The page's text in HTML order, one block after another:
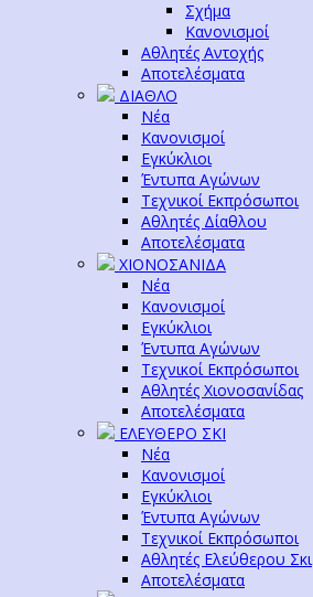
Σχήμα
Κανονισμοί
Αθλητές Αντοχής
Αποτελέσματα
ΔΙΑΘΛΟ
Νέα
Κανονισμοί
Εγκύκλιοι
Έντυπα Αγώνων
Τεχνικοί Εκπρόσωποι
Αθλητές Δίαθλου
Αποτελέσματα
ΧΙΟΝΟΣΑΝΙΔΑ
Νέα
Κανονισμοί
Εγκύκλιοι
Έντυπα Αγώνων
Τεχνικοί Εκπρόσωποι
Αθλητές Χιονοσανίδας
Αποτελέσματα
ΕΛΕΥΘΕΡΟ ΣΚΙ
Νέα
Κανονισμοί
Εγκύκλιοι
Έντυπα Αγώνων
Τεχνικοί Εκπρόσωποι
Αθλητές Ελεύθερου Σκι
Αποτελέσματα